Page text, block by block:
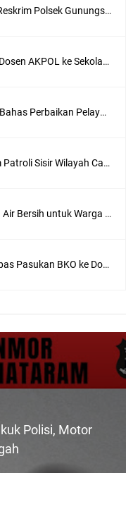
Tim URC Polresta Bersma Unit Reskrim Polsek Gunungsari Tangkap Pelaku Curanmor
Kapolsek Dampingi Kunjungan Dosen AKPOL ke Sekolah Rakyat Gunungsari
Dialog Publik GAKADA BIDOM , Bahas Perbaikan Pelayanan Medis di NTB
Sat Samapta Polresta Mataram Patroli Sisir Wilayah Cakranegara
Sat Brimob Polda NTB Salurkan Air Bersih untuk Warga Terdampak Kekeringan
Ini Pesan Kapolda NTB Saat Lepas Pasukan BKO ke Dompu dan Bima
Polisi, Motor